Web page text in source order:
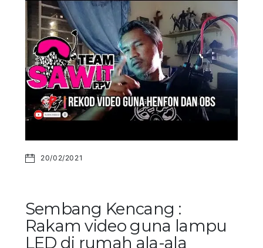
20/02/2021
Sembang Kencang :
Rakam video guna lampu
LED di rumah ala-ala